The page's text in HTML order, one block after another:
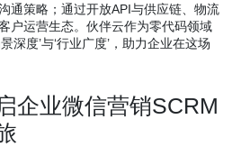
通策略；通过开放API与供应链、物流
户运营生态。伙伴云作为零代码领域
深度’与‘行业广度’，助力企业在这场
企业微信营销SCRM